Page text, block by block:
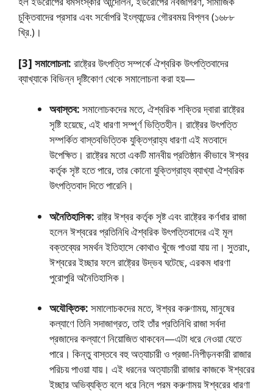
চুক্তিবাদের প্রসার এবং সর্বোপরি ইংল্যান্ডের গৌরবময় বিপ্লব (১৬৮৮
খ্রি.)।
[3] সমালােচনা: রাষ্ট্রের উৎপত্তি সম্পর্কে ঐশ্বরিক উৎপত্তিবাদের
ব্যাখ্যাকে বিভিন্ন দৃষ্টিকোণ থেকে সমালােচনা করা হয়—
অবাস্তব: সমালােচকদের মতে, ঐশ্বরিক শক্তির দ্বারা রাষ্ট্রের
সৃষ্টি হয়েছে, এই ধারণা সম্পূর্ণ ভিত্তিহীন। রাষ্ট্রের উৎপত্তি
সম্পর্কিত বাস্তবভিত্তিক যুক্তিগ্রাহ্য ধারণা এই মতবাদে
উপেক্ষিত। রাষ্ট্রের মতাে একটি মানবীয় প্রতিষ্ঠান কীভাবে ঈশ্বর
কর্তৃক সৃষ্ট হতে পারে, তার কোনাে যুক্তিগ্রাহ্য ব্যাখ্যা ঐশ্বরিক
উৎপত্তিবাদ দিতে পারেনি।
অনৈতিহাসিক: রাষ্ট্র ঈশ্বর কর্তৃক সৃষ্ট এবং রাষ্ট্রের কর্ণধার রাজা
হলেন ঈশ্বরের প্রতিনিধি ঐশ্বরিক উৎপত্তিবাদের এই মূল
বক্তব্যের সমর্থন ইতিহাসে কোথাও খুঁজে পাওয়া যায় না। সুতরাং,
ঈশ্বরের ইচ্ছার ফলে রাষ্ট্রের উদ্ভব ঘটেছে, এরকম ধারণা
পুরােপুরি অনৈতিহাসিক।
অযৌক্তিক: সমালােচকদের মতে, ঈশ্বর করুণাময়, মানুষের
কল্যাণে তিনি সদাজাগ্রত, তাই তাঁর প্রতিনিধি রাজা সর্বদা
প্রজাদের কল্যাণে নিয়ােজিত থাকবেন—এটা ধরে নেওয়া যেতে
পারে। কিন্তু বাস্তবে বহু অত্যাচারী ও প্রজা-নিপীড়নকারী রাজার
পরিচয় পাওয়া যায়। এই ধরনের অত্যাচারী রাজার কাজকে ঈশ্বরের
ইচ্ছার অভিব্যক্তি বলে ধরে নিলে পরম করুণাময় ঈশ্বরের ধারণা